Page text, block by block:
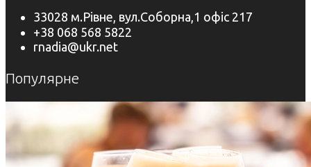
33028 м.Рівне, вул.Соборна,1 офіс 217
+38 068 568 5822
rnadia@ukr.net
Популярне